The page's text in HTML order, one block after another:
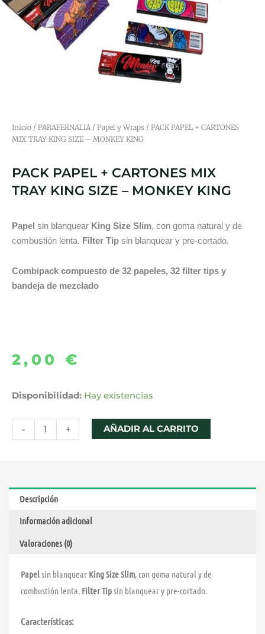
Inicio / PARAFERNALIA/ Papel y Wraps / PACK PAPEL + CARTONES
MIX TRAY KING SIZE – MONKEY KING
PACK PAPEL + CARTONES MIX
TRAY KING SIZE – MONKEY KING
Papel sin blanquear King Size Slim, con goma natural y de
combustión lenta. Filter Tip sin blanquear y pre-cortado.
Combipack compuesto de 32 papeles, 32 filter tips y
bandeja de mezclado
2,00 €
Disponibilidad: Hay existencias
-
PACK
CARTONES
KING
MONKEY
cantidad
+ AÑADIR AL CARRITO
Descripción
Información adicional
Valoraciones (0)
Papelsin blanquear King Size Slim, con goma natural y de
combustión lenta. Filter Tipsin blanquear y pre-cortado.
Características: